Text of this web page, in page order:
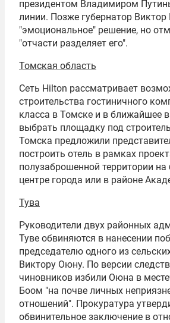
президентом Владимиром
линии. Позже губернатор
"эмоциональное" решение, но
"отчасти разделяет его".
Томская область
Сеть Hilton рассматривает
строительства гостиничного
класса в Томске и в ближайшее
выбрать площадку под
Томска предложили
построить отель в рамках
полузаброшенной территории на
центре города или в районе
Тува
Руководители двух районных
Туве обвиняются в нанесении
председателю одного из
Виктору Оюну. По версии
чиновников избили Оюна в
Боом "на почве личных
отношений". Прокуратура
обвинительное заключение в